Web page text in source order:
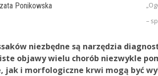
Ponikowska
–
niezbędne są narzędzia
objawy wielu chorób niezwykle
jak i morfologiczne krwi mogą być